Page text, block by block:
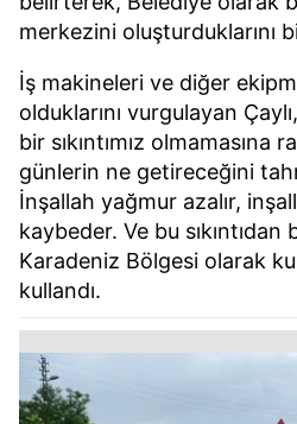
merkezini oluşturduklarını
İş makineleri ve diğer
olduklarını vurgulayan
bir sıkıntımız olmamasına
günlerin ne getireceğini
İnşallah yağmur azalır,
kaybeder. Ve bu sıkıntıdan
Karadeniz Bölgesi olarak
kullandı.